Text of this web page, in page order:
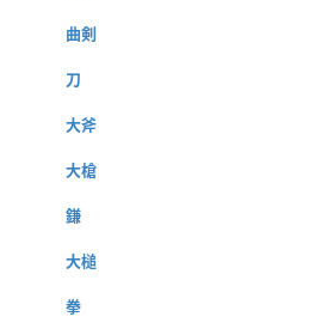
曲剣
刀
大斧
大槍
鎌
大槌
拳